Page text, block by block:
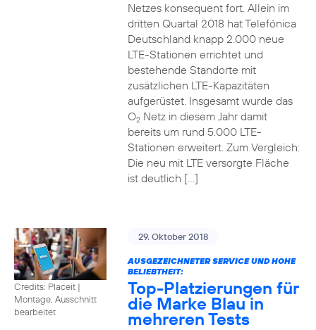
Netzes konsequent fort. Allein im
dritten Quartal 2018 hat Telefónica
Deutschland knapp 2.000 neue
LTE-Stationen errichtet und
bestehende Standorte mit
zusätzlichen LTE-Kapazitäten
aufgerüstet. Insgesamt wurde das
O2Netz in diesem Jahr damit
bereits um rund 5.000 LTE-
Stationen erweitert. Zum Vergleich:
Die neu mit LTE versorgte Fläche
ist deutlich […]
Credits: Placeit |
Montage, Ausschnitt
bearbeitet
29. Oktober 2018
AUSGEZEICHNETER SERVICE UND HOHE
BELIEBTHEIT:
Top-Platzierungen für
die Marke Blau in
mehreren Tests